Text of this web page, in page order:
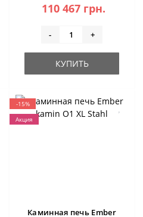
110 467 грн.
- +
КУПИТЬ
-15%
Акция
Каминная печь Ember